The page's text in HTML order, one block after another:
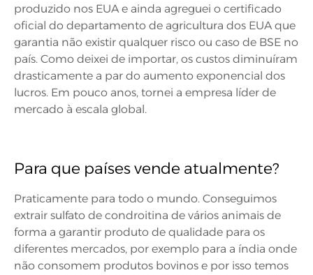
produzido nos EUA e ainda agreguei o certificado
oficial do departamento de agricultura dos EUA que
garantia não existir qualquer risco ou caso de BSE no
país. Como deixei de importar, os custos diminuíram
drasticamente a par do aumento exponencial dos
lucros. Em pouco anos, tornei a empresa líder de
mercado à escala global.
Para que países vende atualmente?
Praticamente para todo o mundo. Conseguimos
extrair sulfato de condroitina de vários animais de
forma a garantir produto de qualidade para os
diferentes mercados, por exemplo para a índia onde
não consomem produtos bovinos e por isso temos